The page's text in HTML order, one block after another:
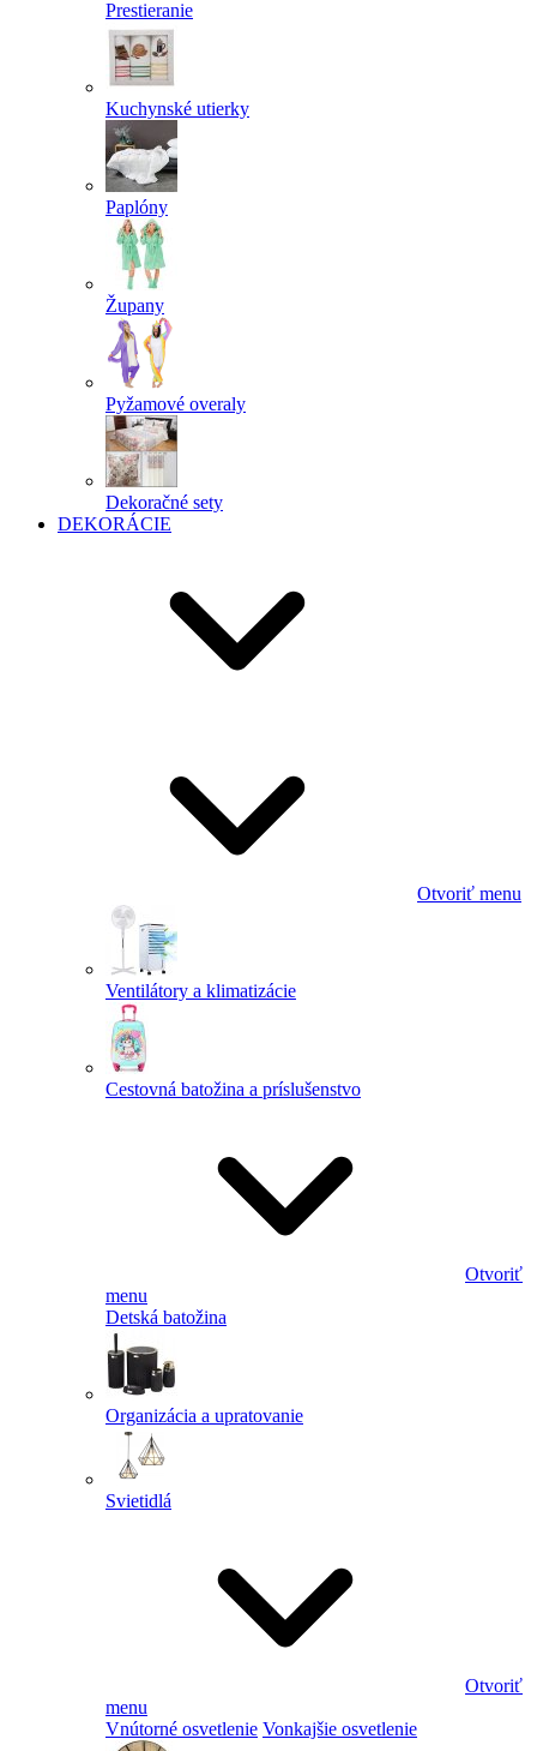
Prestieranie
Kuchynské utierky
Paplóny
Župany
Pyžamové overaly
Dekoračné sety
DEKORÁCIE
Otvoriť menu
Ventilátory a klimatizácie
Cestovná batožina a príslušenstvo
Otvoriť
menu
Detská batožina
Organizácia a upratovanie
Svietidlá
Otvoriť
menu
Vnútorné osvetlenie Vonkajšie osvetlenie